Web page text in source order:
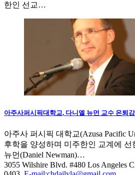
한인 선교…
아주사퍼시픽대학교, 다니엘 뉴먼 교수 은퇴
아주사 퍼시픽 대학교(Azusa Pacific
후학을 양성하며 미주한인 교계에 선
뉴먼(Daniel Newman)…
3055 Wilshire Blvd. #480 Los Angeles